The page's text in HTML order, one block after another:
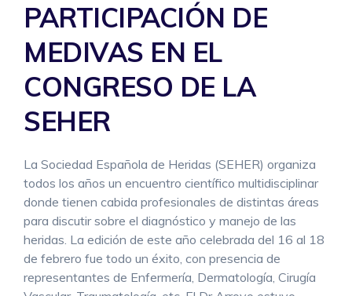
PARTICIPACIÓN DE
MEDIVAS EN EL
CONGRESO DE LA
SEHER
La Sociedad Española de Heridas (SEHER) organiza
todos los años un encuentro científico multidisciplinar
donde tienen cabida profesionales de distintas áreas
para discutir sobre el diagnóstico y manejo de las
heridas. La edición de este año celebrada del 16 al 18
de febrero fue todo un éxito, con presencia de
representantes de Enfermería, Dermatología, Cirugía